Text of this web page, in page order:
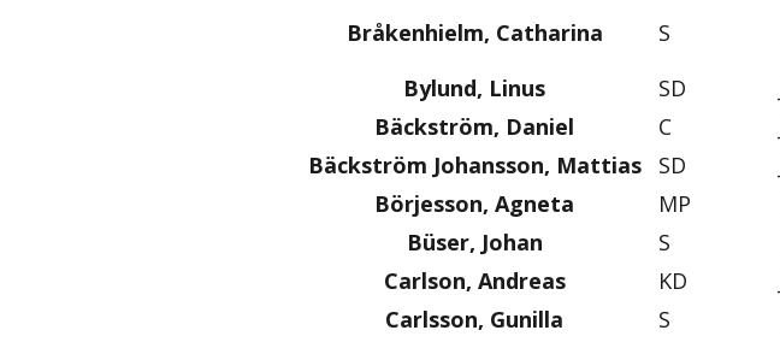
Bråkenhielm, Catharina
S
Bylund, Linus
SD
Bäckström, Daniel
C
Bäckström Johansson, Mattias
SD
Börjesson, Agneta
MP
Büser, Johan
S
Carlson, Andreas
KD
Carlsson, Gunilla
S